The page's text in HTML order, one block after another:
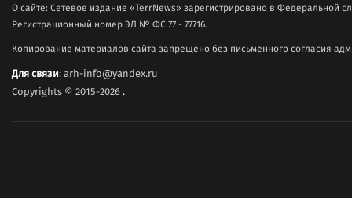
О сайте: Сетевое издание «TerrNews» зарегистрировано в Федеральной
Регистрационный номер ЭЛ № ФС 77 - 77716.
Копирование материалов сайта запрещено без письменного согласия
Для связи: arh-info@yandex.ru
Copyrights © 2015-2026.